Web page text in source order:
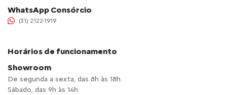
WhatsApp Consórcio
(31) 2122-1919
Horários de funcionamento
Showroom
De segunda a sexta, das 8h às 18h.
Sábado, das 9h às 14h.